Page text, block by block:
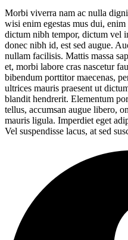
Morbi viverra nam ac nulla
wisi enim egestas mus dui,
dictum nibh tempor, dictum vel
donec nibh id, est sed augue.
nullam facilisis. Mattis massa
et, morbi labore cras nascetur
bibendum porttitor maecenas,
ultrices mauris praesent ut
blandit hendrerit. Elementum
tellus, accumsan augue libero,
mauris ligula. Imperdiet eget
Vel suspendisse lacus, at sed